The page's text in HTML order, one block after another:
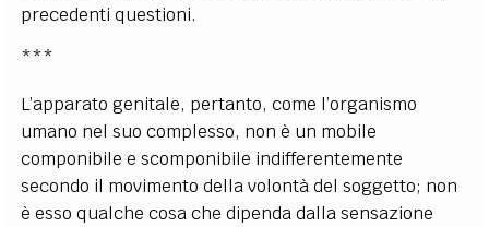
precedenti questioni.
***
L’apparato genitale, pertanto, come l’organismo
umano nel suo complesso, non è un mobile
componibile e scomponibile indifferentemente
secondo il movimento della volontà del soggetto; non
è esso qualche cosa che dipenda dalla sensazione